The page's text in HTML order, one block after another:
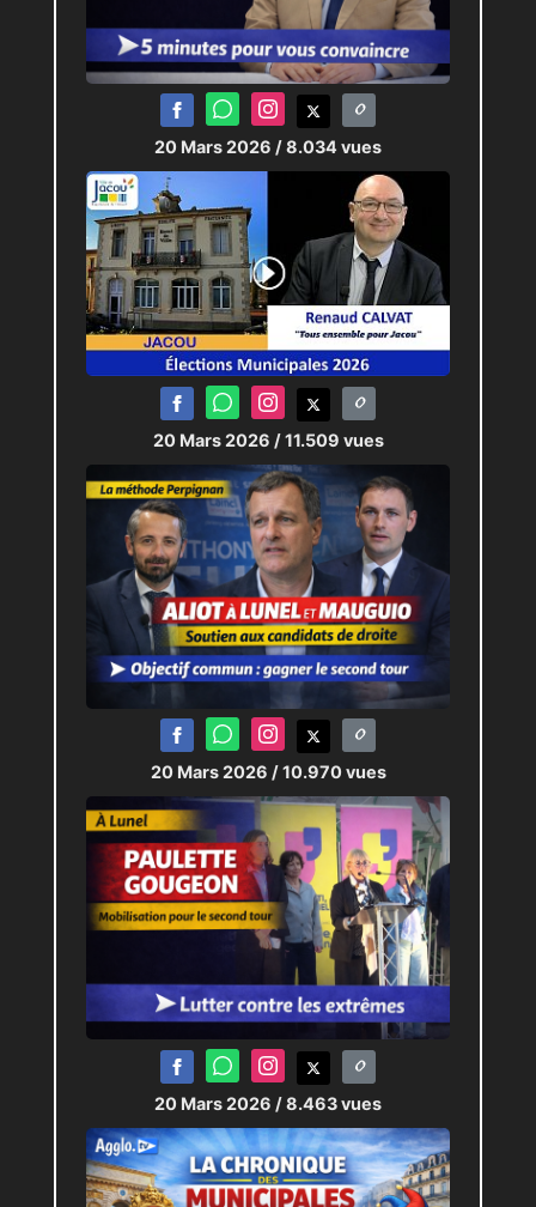
20 Mars 2026 / 8.034 vues
20 Mars 2026 / 11.509 vues
20 Mars 2026 / 10.970 vues
20 Mars 2026 / 8.463 vues